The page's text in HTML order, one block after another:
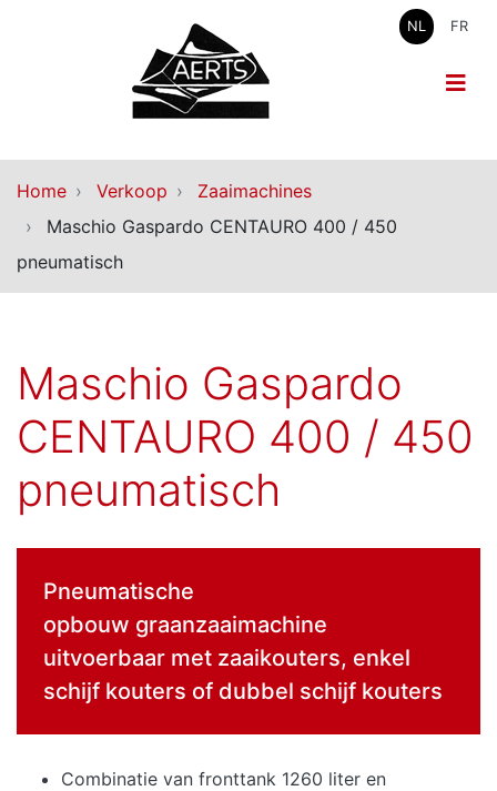
NL FR
Home Verkoop
Zaaimachines
Maschio Gaspardo CENTAURO 400 / 450
pneumatisch
Maschio Gaspardo
CENTAURO 400 / 450
pneumatisch
Pneumatische
opbouw graanzaaimachine
uitvoerbaar met zaaikouters, enkel
schijf kouters of dubbel schijf kouters
Combinatie van fronttank 1260 liter en